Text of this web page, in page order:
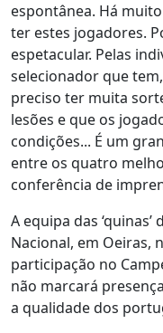
espontânea. Há
ter estes jogadores.
espetacular. Pelas
selecionador que
preciso ter muita
lesões e que os
condições... É um
entre os quatro
conferência de
A equipa das
Nacional, em Oeiras,
participação no
não marcará
a qualidade dos